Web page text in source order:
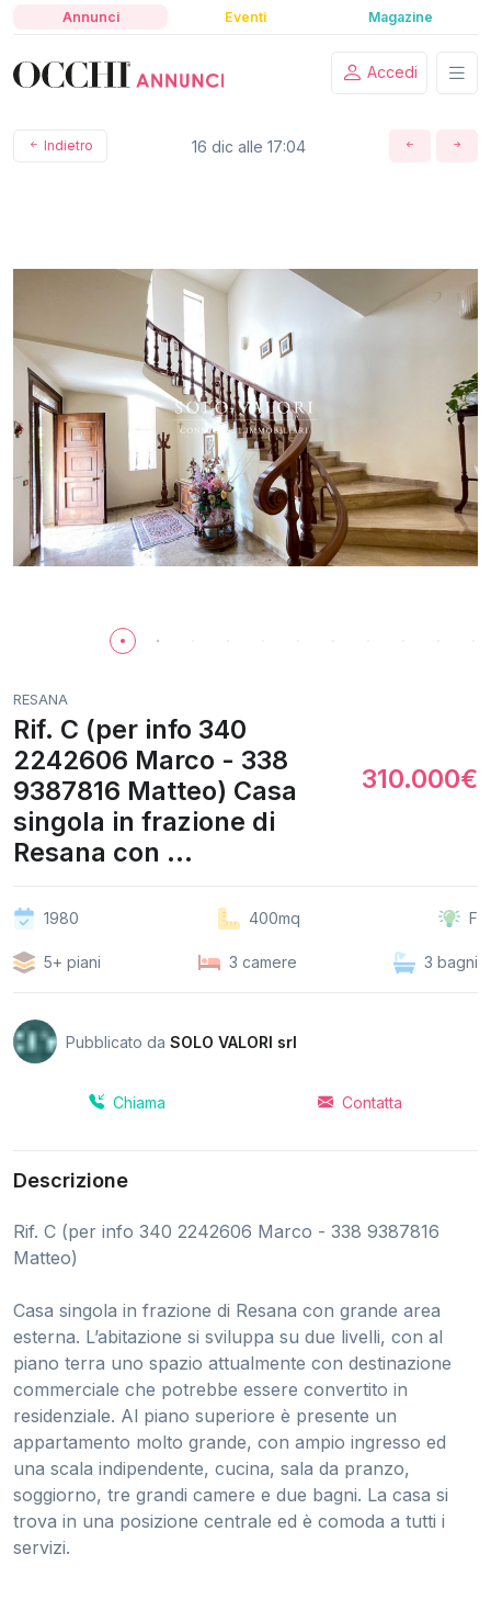
Annunci Eventi Magazine
Accedi
Indietro 16 dic alle 17:04
RESANA
Rif. C (per info 340
2242606 Marco - 338
9387816 Matteo) Casa
singola in frazione di
Resana con ...
310.000€
1980 400mq F
5+ piani 3 camere 3 bagni
Pubblicato da SOLO VALORI srl
Chiama Contatta
Descrizione
Rif. C (per info 340 2242606 Marco - 338 9387816
Matteo)
Casa singola in frazione di Resana con grande area
esterna. L’abitazione si sviluppa su due livelli, con al
piano terra uno spazio attualmente con destinazione
commerciale che potrebbe essere convertito in
residenziale. Al piano superiore è presente un
appartamento molto grande, con ampio ingresso ed
una scala indipendente, cucina, sala da pranzo,
soggiorno, tre grandi camere e due bagni. La casa si
trova in una posizione centrale ed è comoda a tutti i
servizi.